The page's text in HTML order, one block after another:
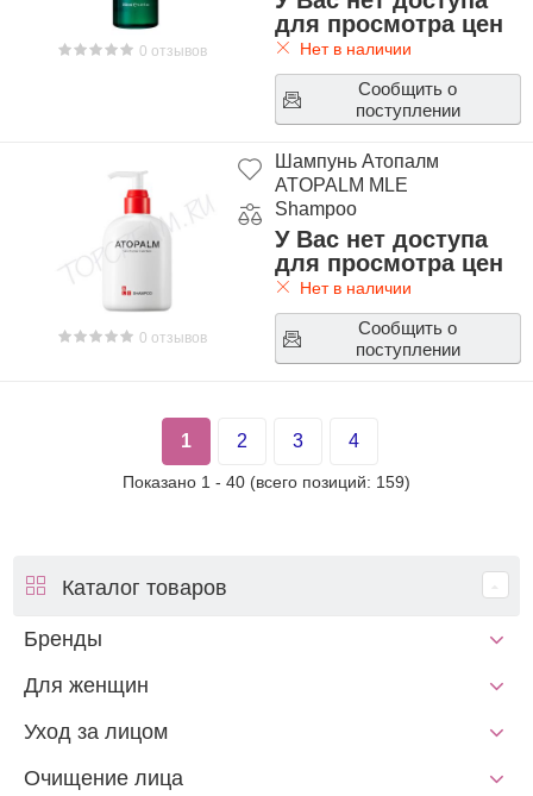
0 отзывов
для просмотра цен
Нет в наличии
Сообщить о
поступлении
0 отзывов
Шампунь Атопалм
ATOPALM MLE
Shampoo
У Вас нет доступа
для просмотра цен
Нет в наличии
Сообщить о
поступлении
1 2 3 4
Показано 1 - 40 (всего позиций: 159)
Каталог товаров
Бренды
Для женщин
Уход за лицом
Очищение лица